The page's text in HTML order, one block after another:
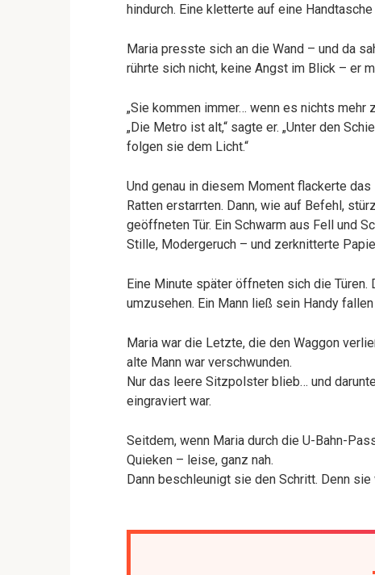
hindurch. Eine kletterte auf eine
Maria presste sich an die Wand – und da
rührte sich nicht, keine Angst im Blick – er
„Sie kommen immer… wenn es nichts mehr
„Die Metro ist alt,“ sagte er. „Unter den
folgen sie dem Licht.“
Und genau in diesem Moment flackerte
Ratten erstarrten. Dann, wie auf Befehl,
geöffneten Tür. Ein Schwarm aus Fell und
Stille, Modergeruch – und zerknitterte
Eine Minute später öffneten sich die
umzusehen. Ein Mann ließ sein Handy
Maria war die Letzte, die den Waggon
alte Mann war verschwunden.
Nur das leere Sitzpolster blieb… und
eingraviert war.
Seitdem, wenn Maria durch die U-Bahn-
Quieken – leise, ganz nah.
Dann beschleunigt sie den Schritt. Denn